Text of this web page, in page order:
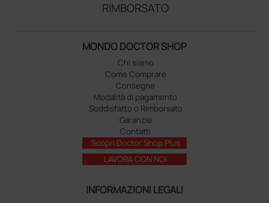
RIMBORSATO
MONDO DOCTOR SHOP
Chi siamo
Come Comprare
Consegne
Modalità di pagamento
Soddisfatto o Rimborsato
Garanzie
Contatti
Scopri Doctor Shop Plus
LAVORA CON NOI
INFORMAZIONI LEGALI